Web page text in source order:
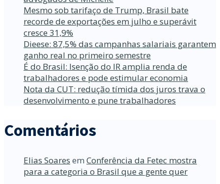
Mesmo sob tarifaço de Trump, Brasil bate
recorde de exportações em julho e superávit
cresce 31,9%
Dieese: 87,5% das campanhas salariais garantem
ganho real no primeiro semestre
É do Brasil: Isenção do IR amplia renda de
trabalhadores e pode estimular economia
Nota da CUT: redução tímida dos juros trava o
desenvolvimento e pune trabalhadores
Comentários
Elias Soares em Conferência da Fetec mostra
para a categoria o Brasil que a gente quer